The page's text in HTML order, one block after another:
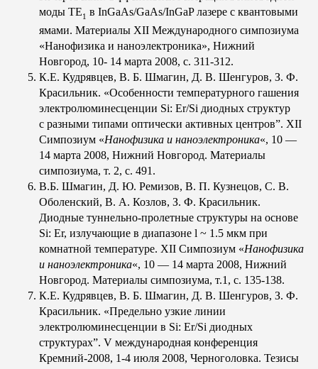
моды ТЕ1 в InGaAs/GaAs/InGaP лазере с квантовыми
ямами. Материалы XII Международного симпозиума
«Нанофизика и наноэлектроника», Нижний
Новгород, 10- 14 марта 2008, с. 311-312.
К.Е. Кудрявцев, В. Б. Шмагин, Д. В. Шенгуров, З. Ф.
Красильник. «Особенности температурного гашения
электролюминесценции Si: Er/Si диодных структур
с разными типами оптически активных центров”. XII
Симпозиум «Нанофизика и наноэлектроника«, 10 —
14 марта 2008, Нижний Новгород. Материалы
симпозиума, т. 2, с. 491.
В.Б. Шмагин, Д. Ю. Ремизов, В. П. Кузнецов, С. В.
Оболенский, В. А. Козлов, З. Ф. Красильник.
Диодные туннельно-пролетные структуры на основе
Si: Er, излучающие в диапазоне l ~ 1.5 мкм при
комнатной температуре. XII Симпозиум «Нанофизика
и наноэлектроника«, 10 — 14 марта 2008, Нижний
Новгород. Материалы симпозиума, т.1, с. 135-138.
К.Е. Кудрявцев, В. Б. Шмагин, Д. В. Шенгуров, З. Ф.
Красильник. «Предельно узкие линии
электролюминесценции в Si: Er/Si диодных
структурах”. V международная конференция
Кремний-2008, 1-4 июля 2008, Черноголовка. Тезисы